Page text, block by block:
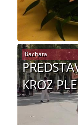
KROZ
Bachata